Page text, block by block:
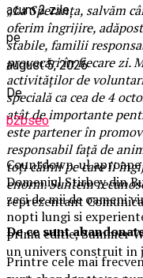
„La Speranța, salvăm
oferim îngrijire,
stabile, familii
provocări în fiecare zi.
activităților de
specială ca cea de 4
atât de importante
este partener în
responsabil față de
toți câinii pe care îi
enorm. Suntem
reprezentant
De ce sunt
Printre cele mai
acum 2 zile
pe
august 5, 2026
De
b2bseo
Countdown-ul
Domeniul Stirbey din
zeci de mii de oameni
nopti lungi si
prima editie, Summer
un univers construit